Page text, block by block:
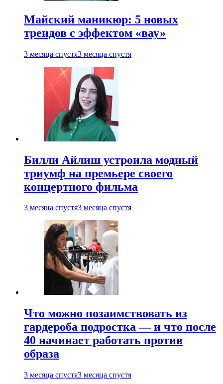
Майский маникюр: 5 новых
трендов с эффектом «вау»
3 месяца спустя3 месяца спустя
Билли Айлиш устроила модный
триумф на премьере своего
концертного фильма
3 месяца спустя3 месяца спустя
Что можно позаимствовать из
гардероба подростка — и что после
40 начинает работать против
образа
3 месяца спустя3 месяца спустя